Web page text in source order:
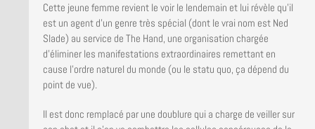
Cette jeune femme revient le voir le lendemain et lui révèle qu’il
est un agent d’un genre très spécial (dont le vrai nom est Ned
Slade) au service de The Hand, une organisation chargée
d’éliminer les manifestations extraordinaires remettant en
cause l’ordre naturel du monde (ou le statu quo, ça dépend du
point de vue).
Il est donc remplacé par une doublure qui a charge de veiller sur